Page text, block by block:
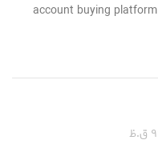
account buying platform